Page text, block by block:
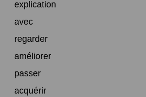
explication
avec
regarder
améliorer
passer
acquérir